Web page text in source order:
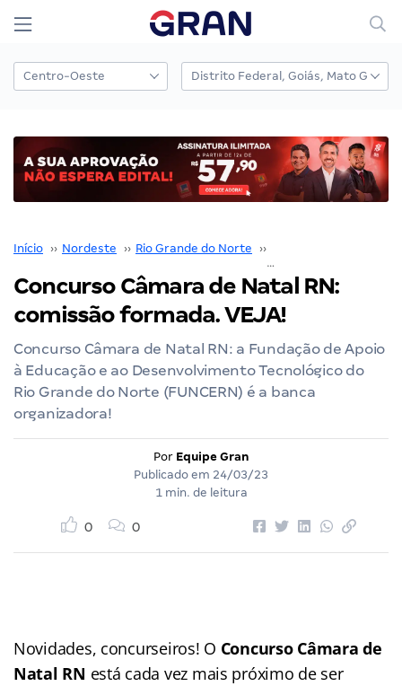
Início ›› Nordeste ›› Rio Grande do Norte ››
Concurso Câmara de Natal RN:
comissão formada. VEJA!
Concurso Câmara de Natal RN: a Fundação de Apoio
à Educação e ao Desenvolvimento Tecnológico do
Rio Grande do Norte (FUNCERN) é a banca
organizadora!
Por Equipe Gran
Publicado em 24/03/23
1 min. de leitura
0 0
Novidades, concurseiros! O Concurso Câmara de
Natal RN está cada vez mais próximo de ser